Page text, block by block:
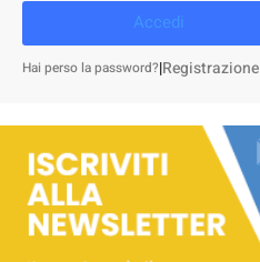
Accedi
Hai perso la password?|Registrazione